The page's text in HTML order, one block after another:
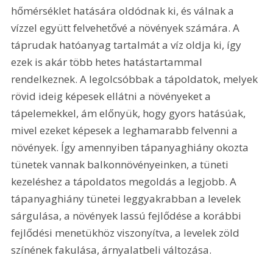
hőmérséklet hatására oldódnak ki, és válnak a
vízzel együtt felvehetővé a növények számára. A
táprudak hatóanyag tartalmát a víz oldja ki, így
ezek is akár több hetes hatástartammal
rendelkeznek. A legolcsóbbak a tápoldatok, melyek
rövid ideig képesek ellátni a növényeket a
tápelemekkel, ám előnyük, hogy gyors hatásúak,
mivel ezeket képesek a leghamarabb felvenni a
növények. Így amennyiben tápanyaghiány okozta
tünetek vannak balkonnövényeinken, a tüneti
kezeléshez a tápoldatos megoldás a legjobb. A
tápanyaghiány tünetei leggyakrabban a levelek
sárgulása, a növények lassú fejlődése a korábbi
fejlődési menetükhöz viszonyítva, a levelek zöld
színének fakulása, árnyalatbeli változása.